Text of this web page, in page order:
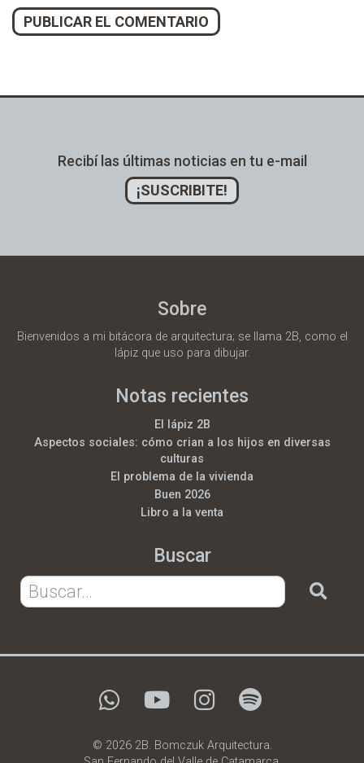
Recibí las últimas noticias en tu e-mail
¡SUSCRIBITE!
Sobre
Bienvenidos a mi bitácora de arquitectura; se llama 2B, como el
lápiz que uso para dibujar.
Notas recientes
El lápiz 2B
Aspectos sociales: cómo crian a los hijos en diversas
culturas
El problema de la vivienda
Buen 2026
Libro a la venta
Buscar
© 2026 2B. Bomczuk Arquitectura.